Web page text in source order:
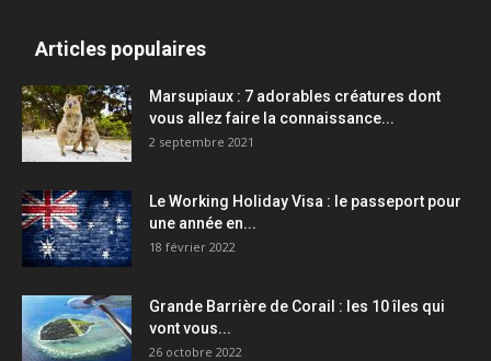
Articles populaires
Marsupiaux : 7 adorables créatures dont
vous allez faire la connaissance...
2 septembre 2021
Le Working Holiday Visa : le passeport pour
une année en...
18 février 2022
Grande Barrière de Corail : les 10 îles qui
vont vous...
26 octobre 2022